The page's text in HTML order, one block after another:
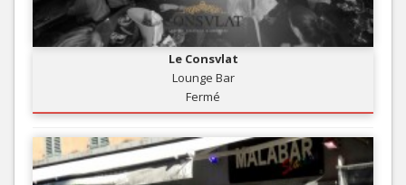
Le Consvlat
Lounge Bar
Fermé